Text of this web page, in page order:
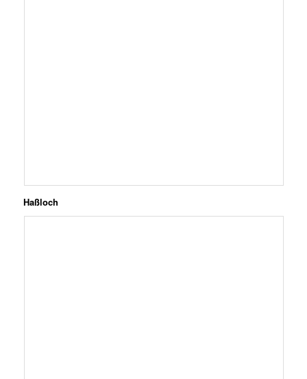
Haßloch